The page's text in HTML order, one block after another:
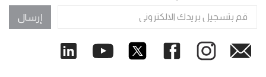
إرسال